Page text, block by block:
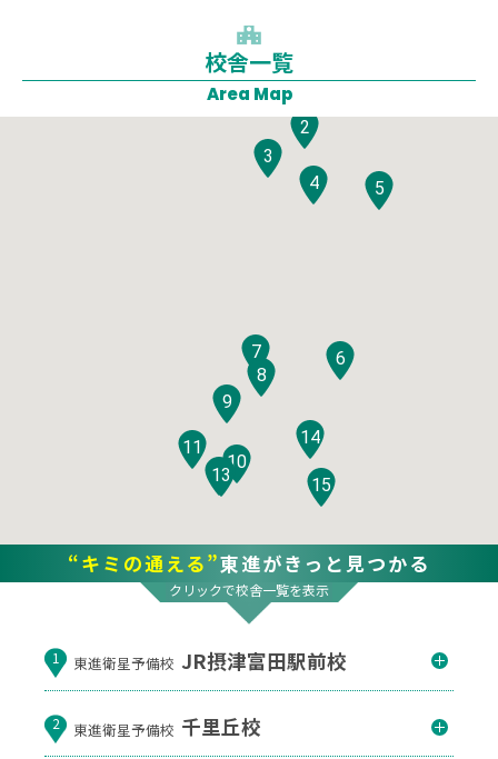
校舎一覧
Area Map
1
2
3
4
5
6
7
8
9
10
11
12
13
14
15
“キミの通える”東進がきっと見つかる
クリックで校舎一覧を表示
1 東進衛星予備校 JR摂津富田駅前校
2 東進衛星予備校 千里丘校